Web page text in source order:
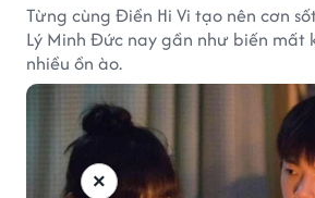
Từng cùng Điền Hi Vi tạo nên cơn
Lý Minh Đức nay gần như biến mất
nhiều ồn ào.
×